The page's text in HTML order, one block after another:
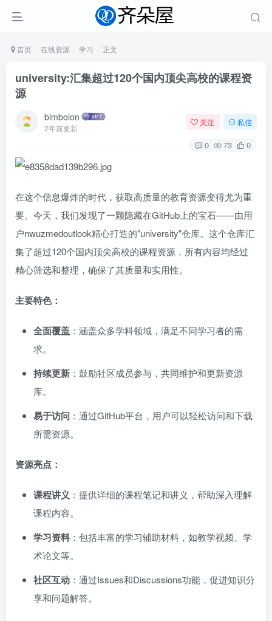
首页 在线资源 学习 正文
university:汇集超过120个国内顶尖高校的课程资
源
blmbolon
2年前更新
关注 私信
0 73 0
在这个信息爆炸的时代，获取高质量的教育资源变得尤为重
要。今天，我们发现了一颗隐藏在GitHub上的宝石——由用
户nwuzmedoutlook精心打造的"university"仓库。这个仓库汇
集了超过120个国内顶尖高校的课程资源，所有内容均经过
精心筛选和整理，确保了其质量和实用性。
主要特色：
全面覆盖 ：涵盖众多学科领域，满足不同学习者的需
求。
持续更新 ：鼓励社区成员参与，共同维护和更新资源
库。
易于访问 ：通过GitHub平台，用户可以轻松访问和下载
所需资源。
资源亮点：
课程讲义 ：提供详细的课程笔记和讲义，帮助深入理解
课程内容。
学习资料 ：包括丰富的学习辅助材料，如教学视频、学
术论文等。
社区互动 ：通过Issues和Discussions功能，促进知识分
享和问题解答。